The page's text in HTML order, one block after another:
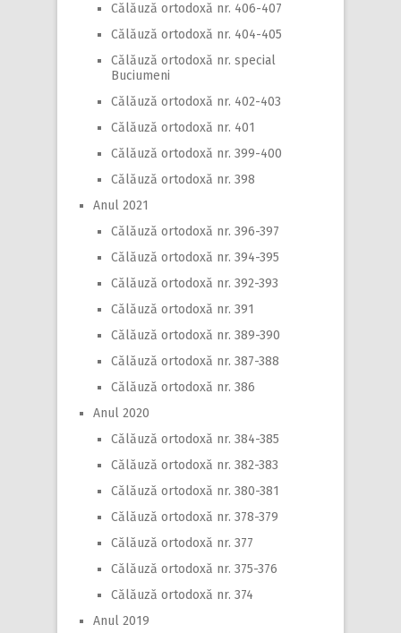
Călăuză ortodoxă nr. 406-407
Călăuză ortodoxă nr. 404-405
Călăuză ortodoxă nr. special
Buciumeni
Călăuză ortodoxă nr. 402-403
Călăuză ortodoxă nr. 401
Călăuză ortodoxă nr. 399-400
Călăuză ortodoxă nr. 398
Anul 2021
Călăuză ortodoxă nr. 396-397
Călăuză ortodoxă nr. 394-395
Călăuză ortodoxă nr. 392-393
Călăuză ortodoxă nr. 391
Călăuză ortodoxă nr. 389-390
Călăuză ortodoxă nr. 387-388
Călăuză ortodoxă nr. 386
Anul 2020
Călăuză ortodoxă nr. 384-385
Călăuză ortodoxă nr. 382-383
Călăuză ortodoxă nr. 380-381
Călăuză ortodoxă nr. 378-379
Călăuză ortodoxă nr. 377
Călăuză ortodoxă nr. 375-376
Călăuză ortodoxă nr. 374
Anul 2019